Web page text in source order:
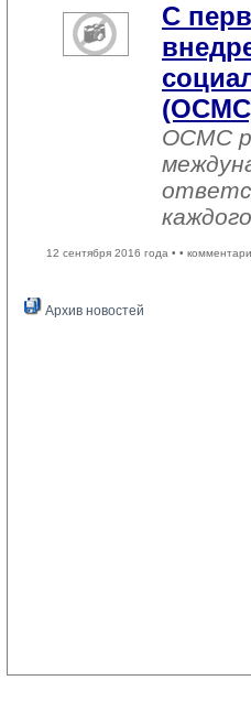
С
ОСМС
12 сентября 2016 года • •
Архив новостей